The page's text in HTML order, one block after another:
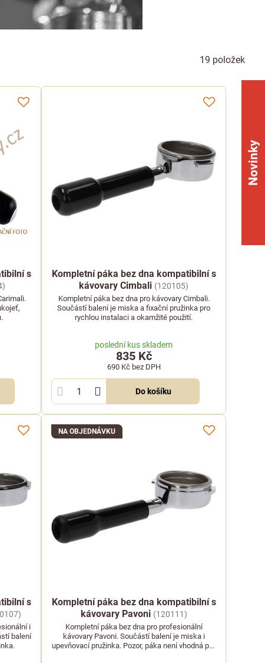
19 položek
s
Kompletní páka bez dna kompatibilní s
kávovary Cimbali (120105)
Kompletní páka bez dna pro kávovary Cimbali.
Součástí balení je miska a fixační pružinka pro
rychlou instalaci a okamžité použití.
poslední kus skladem
835 Kč
690 Kč bez DPH
Do košíku
s
i
balení
NA OBJEDNÁVKU
Kompletní páka bez dna kompatibilní s
kávovary Pavoni (120111)
Kompletní páka bez dna pro profesionální
kávovary Pavoni. Součástí balení je miska i
upevňovací pružinka. Pozor, páka není vhodná pro
Novinky